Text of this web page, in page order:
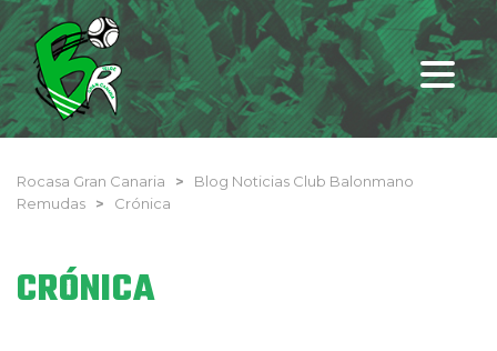
Rocasa Gran Canaria >
Blog Noticias Club Balonmano
Remudas
> Crónica
CRÓNICA